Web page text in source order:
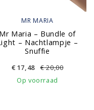
MR MARIA
Mr Maria – Bundle of
– Nachtlampje –
Snuffie
€ 17,48 €20,00
Op voorraad